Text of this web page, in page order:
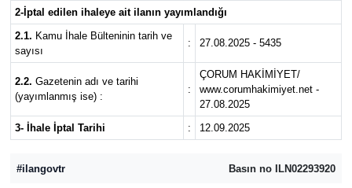
2-İptal edilen ihaleye ait ilanın yayımlandığı
2.1. Kamu İhale Bülteninin tarih ve
sayısı
: 27.08.2025 - 5435
2.2. Gazetenin adı ve tarihi
(yayımlanmış ise) :
:
ÇORUM HAKİMİYET/
www.corumhakimiyet.net -
27.08.2025
3- İhale İptal Tarihi
: 12.09.2025
#ilangovtr Basın no ILN02293920
TEKNOLOJİ